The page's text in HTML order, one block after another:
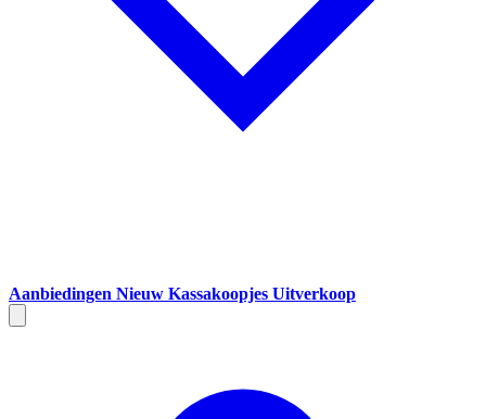
Aanbiedingen Nieuw Kassakoopjes Uitverkoop